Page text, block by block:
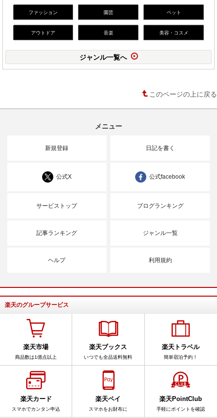
ファッション 園芸 ペット
アウトドア 音楽 美容・コスメ
ジャンル一覧へ
このページの上に戻る
メニュー
新規登録 日記を書く
公式X 公式facebook
サービストップ ブログランキング
記事ランキング ジャンル一覧
ヘルプ 利用規約
楽天のグループサービス
楽天市場
商品数は1億点以上
楽天ブックス
いつでも全品送料無料
楽天トラベル
簡単宿泊予約！
楽天カード
スマホでカンタン申込
楽天ペイ
スマホをお財布に
楽天PointClub
手軽にポイントを確認